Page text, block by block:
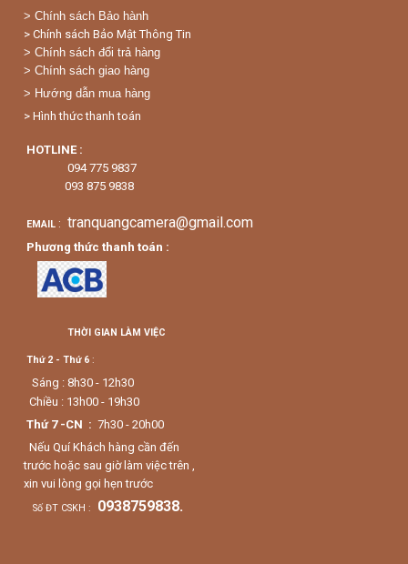
> Chính sách Bảo hành
> Chính sách Bảo Mật Thông Tin
> Chính sách đổi trả hàng
> Chính sách giao hàng
> Hướng dẫn mua hàng
> Hình thức thanh toán
HOTLINE :
094 775 9837
093 875 9838
EMAIL : tranquangcamera@gmail.com
Phương thức thanh toán :
THỜI GIAN LÀM VIỆC
Thứ 2 - Thứ 6 :
Sáng : 8h30 - 12h30
Chiều : 13h00 - 19h30
Thứ 7 -CN : 7h30 - 20h00
Nếu Quí Khách hàng cần đến
trước hoặc sau giờ làm việc trên ,
xin vui lòng gọi hẹn trước
Số ĐT CSKH : 0938759838.